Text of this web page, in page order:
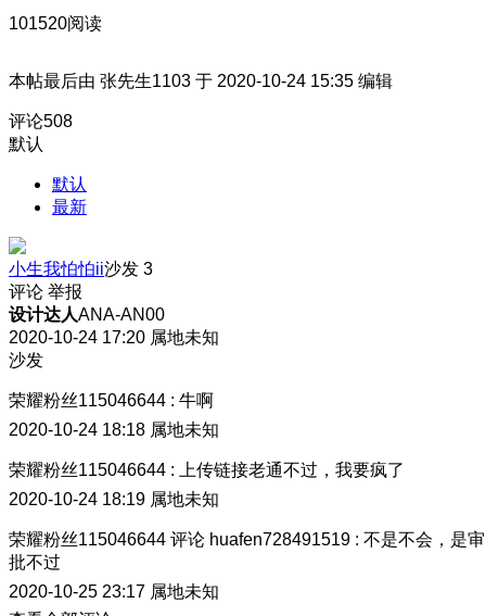
101520阅读
本帖最后由 张先生1103 于 2020-10-24 15:35 编辑
评论508
默认
默认
最新
小生我怕怕ii沙发 3
评论 举报
设计达人ANA-AN00
2020-10-24 17:20 属地未知
沙发
荣耀粉丝115046644 : 牛啊
2020-10-24 18:18 属地未知
荣耀粉丝115046644 :
上传链接老通不过，我要疯了
2020-10-24 18:19 属地未知
荣耀粉丝115046644 评论 huafen728491519 : 不是不会，是审
批不过
2020-10-25 23:17 属地未知